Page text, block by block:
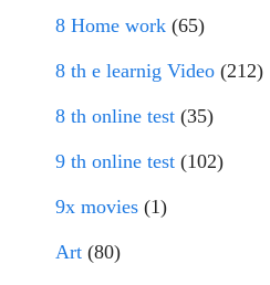
8 Home work (65)
8 th e learnig Video (212)
8 th online test (35)
9 th online test (102)
9x movies (1)
Art (80)